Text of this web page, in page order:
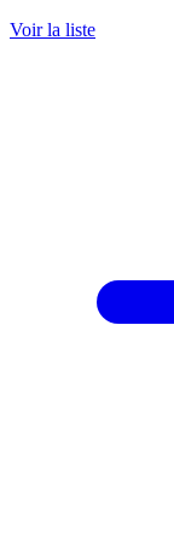
Voir la liste